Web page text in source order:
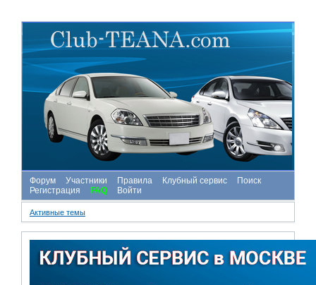
Форум Участники Правила Клубный сервис
Поиск
Регистрация
FAQ Войти
Активные темы